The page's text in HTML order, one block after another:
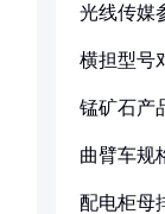
光线传媒
横担型号
锰矿石产
曲臂车规
配电柜母